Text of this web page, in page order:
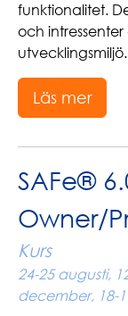
funktionalitet.
och
utvecklingsmiljö.
Läs mer
SAFe®
Owner/
Kurs
24-25 augusti,
december, 18-